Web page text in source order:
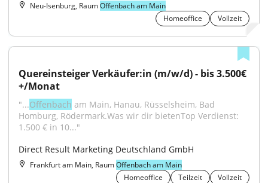
Neu-Isenburg, RaumOffenbach am Main
Homeoffice
Vollzeit
Quereinsteiger Verkäufer:in (m/w/d) - bis 3.500€
+/Monat
"...Offenbach am Main, Hanau, Rüsselsheim, Bad
Homburg, Rödermark.Was wir dir bietenTop Verdienst:
1.500 € in 10..."
Direct Result Marketing Deutschland GmbH
Frankfurt am Main, RaumOffenbach am Main
Homeoffice
Teilzeit
Vollzeit